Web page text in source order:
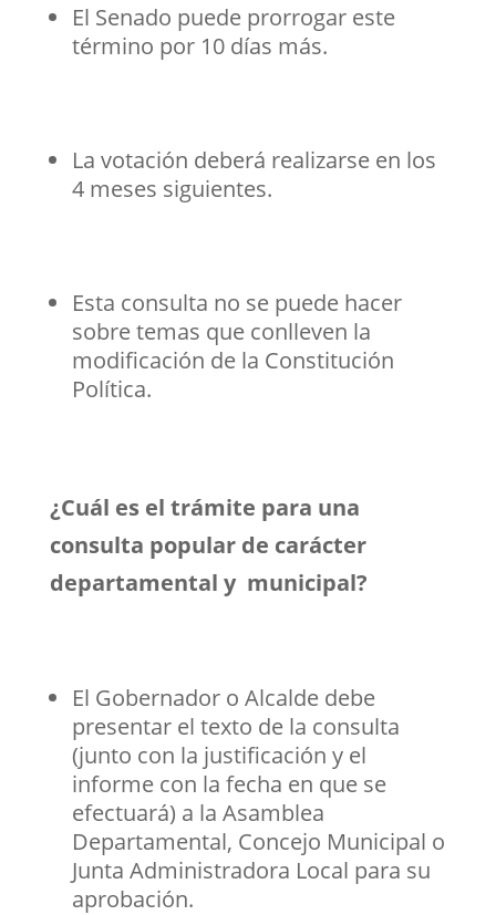
El Senado puede prorrogar este
término por 10 días más.
La votación deberá realizarse en los
4 meses siguientes.
Esta consulta no se puede hacer
sobre temas que conlleven la
modificación de la Constitución
Política.
¿Cuál es el trámite para una
consulta popular de carácter
departamental y municipal?
El Gobernador o Alcalde debe
presentar el texto de la consulta
(junto con la justificación y el
informe con la fecha en que se
efectuará) a la Asamblea
Departamental, Concejo Municipal o
Junta Administradora Local para su
aprobación.